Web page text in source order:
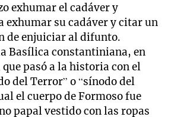
exhumar el cadáver y
exhumar su cadáver y citar un
de enjuiciar al difunto.
Basílica constantiniana, en
pasó a la historia con el
del Terror” o “sínodo del
el cuerpo de Formoso fue
papal vestido con las ropas